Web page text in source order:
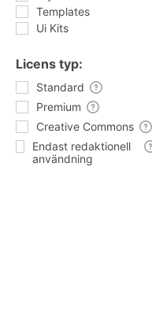
Templates
Ui Kits
Licens typ:
Standard
Premium
Creative Commons
Endast redaktionell
användning